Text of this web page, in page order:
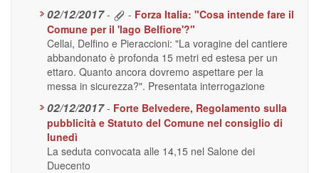
02/12/2017 - - Forza Italia: "Cosa intende fare il
Comune per il 'lago Belfiore'?"
Cellai, Delfino e Pieraccioni: "La voragine del cantiere
abbandonato è profonda 15 metri ed estesa per un
ettaro. Quanto ancora dovremo aspettare per la
messa in sicurezza?". Presentata interrogazione
02/12/2017 - Forte Belvedere, Regolamento sulla
pubblicità e Statuto del Comune nel consiglio di
lunedì
La seduta convocata alle 14,15 nel Salone dei
Duecento